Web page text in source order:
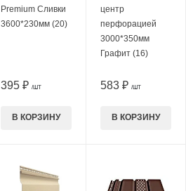
Premium Сливки
3600*230мм (20)
395 ₽ /ШТ
В КОРЗИНУ
центр
перфорацией
3000*350мм
Графит (16)
583 ₽ /ШТ
В КОРЗИНУ